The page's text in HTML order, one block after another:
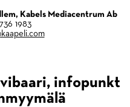
Kabels Mediacentrum Ab
1983
infopunkt